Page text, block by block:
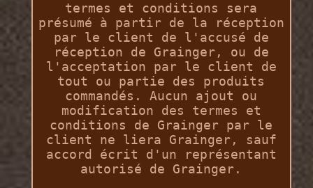
termes et conditions sera
présumé à partir de la réception
par le client de l'accusé de
réception de Grainger, ou de
l'acceptation par le client de
tout ou partie des produits
commandés. Aucun ajout ou
modification des termes et
conditions de Grainger par le
client ne liera Grainger, sauf
accord écrit d'un représentant
autorisé de Grainger.